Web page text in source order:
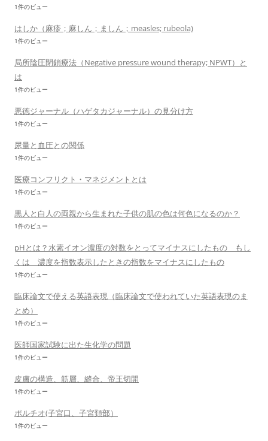
1件のビュー
はしか（麻疹；麻しん；ましん；measles; rubeola)
1件のビュー
局所陰圧閉鎖療法（Negative pressure wound therapy; NPWT）と
は
1件のビュー
悪徳ジャーナル（ハゲタカジャーナル）の見分け方
1件のビュー
尿量と血圧との関係
1件のビュー
医療コンフリクト・マネジメントとは
1件のビュー
黒人と白人の両親から生まれた子供の肌の色は何色になるのか？
1件のビュー
pHとは？水素イオン濃度の対数をとってマイナスにしたもの もし
くは 濃度を指数表示したときの指数をマイナスにしたもの
1件のビュー
臨床論文で使える英語表現（臨床論文で使われていた英語表現のま
とめ）
1件のビュー
医師国家試験に出た生化学の問題
1件のビュー
皮膚の構造、筋層、縫合、帝王切開
1件のビュー
ポルチオ(子宮口、子宮頚部）
1件のビュー